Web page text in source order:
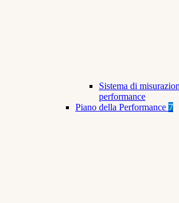
Sistema di
performance
Piano della Performance 7